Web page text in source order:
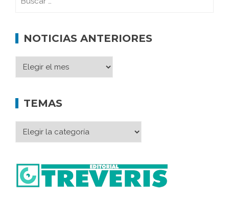
NOTICIAS ANTERIORES
TEMAS